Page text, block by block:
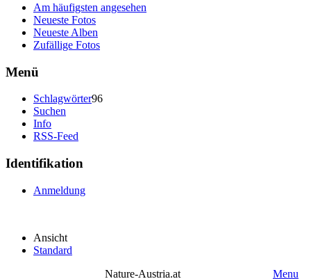
Am häufigsten angesehen
Neueste Fotos
Neueste Alben
Zufällige Fotos
Menü
Schlagwörter96
Suchen
Info
RSS-Feed
Identifikation
Anmeldung
Ansicht
Standard
Nature-Austria.at
Menu